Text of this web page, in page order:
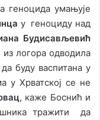
геноцида умањује
у геноциду над
Будисављевић
логора одводила
буду васпитана у
у Хрватској се не
, каже Боснић и
тражити да